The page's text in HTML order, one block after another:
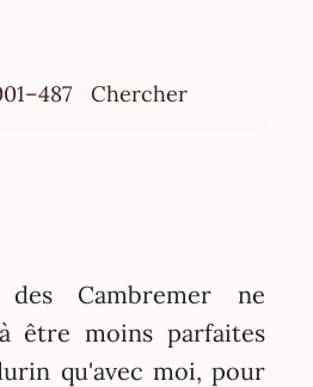
Chercher
Cambremer ne
être moins parfaites
qu'avec moi, pour